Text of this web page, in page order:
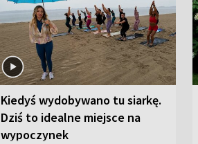
Kiedyś wydobywano tu siarkę.
Dziś to idealne miejsce na
wypoczynek